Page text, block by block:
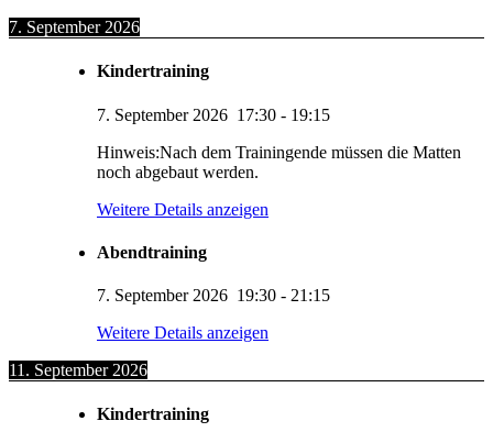
7. September 2026
Kindertraining
7. September 2026 17:30 - 19:15
Hinweis:Nach dem Trainingende müssen die Matten
noch abgebaut werden.
Weitere Details anzeigen
Abendtraining
7. September 2026 19:30 - 21:15
Weitere Details anzeigen
11. September 2026
Kindertraining